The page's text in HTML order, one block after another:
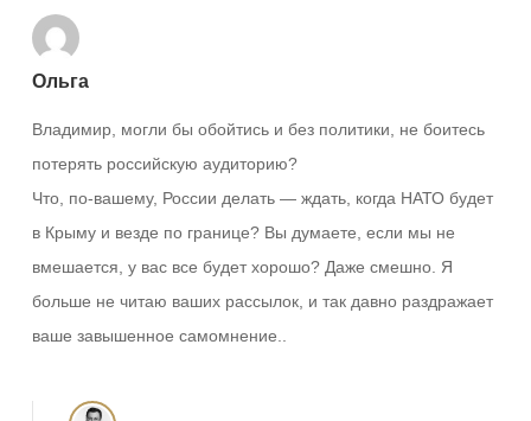
Ольга
Владимир, могли бы обойтись и без политики, не боитесь
потерять российскую аудиторию?
Что, по-вашему, России делать — ждать, когда НАТО будет
в Крыму и везде по границе? Вы думаете, если мы не
вмешается, у вас все будет хорошо? Даже смешно. Я
больше не читаю ваших рассылок, и так давно раздражает
ваше завышенное самомнение..